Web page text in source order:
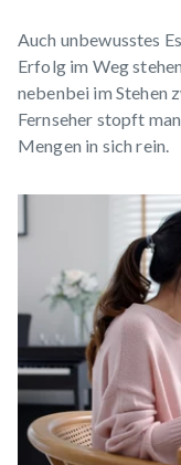
Auch unbewusstes
Erfolg im Weg
nebenbei im Stehen
Fernseher stopft
Mengen in sich rein.